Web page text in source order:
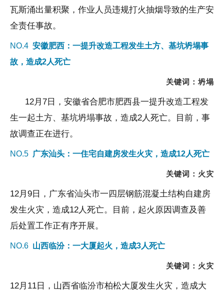
瓦斯涌出量积聚，作业人员违规打火抽烟导致的生产安
全责任事故。
NO.4 安徽肥西：一提升改造工程发生土方、基坑坍塌事
故，造成2人死亡
关键词：坍塌
12月 7 日，安徽省合肥市肥西县一提升改造工程发
生一起土方、基坑坍塌事故，造成2人死亡。目前，事
故调查正在进行。
NO.5 广东汕头：一住宅自建房发生火灾，造成12人死亡
关键词：火灾
12月 9 日，广东省汕头市一四层钢筋混凝土结构自建房
发生火灾，造成12人死亡。目前，起火原因调查及善
后处置工作正有序开展。
NO.6 山西临汾：一大厦起火，造成3人死亡
关键词：火灾
12月 11 日，山西省临汾市柏松大厦发生火灾，造成大